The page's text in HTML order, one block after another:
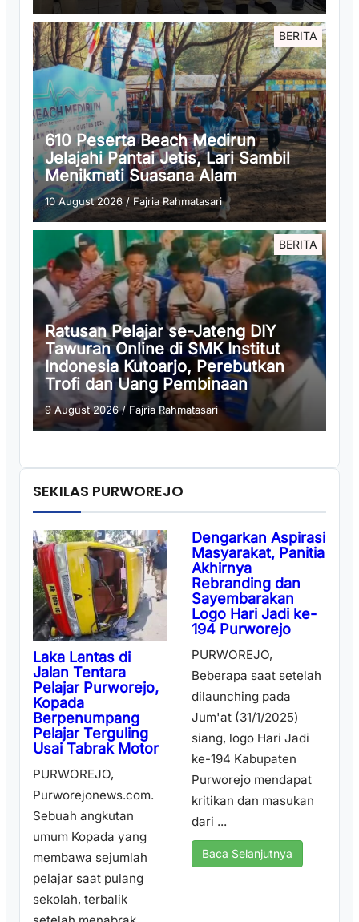
BERITA
610 Peserta Beach Medirun
Jelajahi Pantai Jetis, Lari Sambil
Menikmati Suasana Alam
10 August 2026 /Fajria Rahmatasari
BERITA
Ratusan Pelajar se-Jateng DIY
Tawuran Online di SMK Institut
Indonesia Kutoarjo, Perebutkan
Trofi dan Uang Pembinaan
9 August 2026/ Fajria Rahmatasari
SEKILAS PURWOREJO
Laka Lantas di
Jalan Tentara
Pelajar Purworejo,
Kopada
Berpenumpang
Pelajar Terguling
Usai Tabrak Motor
PURWOREJO,
Purworejonews.com.
Sebuah angkutan
umum Kopada yang
membawa sejumlah
pelajar saat pulang
sekolah, terbalik
Dengarkan Aspirasi
Masyarakat, Panitia
Akhirnya
Rebranding dan
Sayembarakan
Logo Hari Jadi ke-
194 Purworejo
PURWOREJO,
Beberapa saat setelah
dilaunching pada
Jum'at (31/1/2025)
siang, logo Hari Jadi
ke-194 Kabupaten
Purworejo mendapat
kritikan dan masukan
dari ...
Baca Selanjutnya